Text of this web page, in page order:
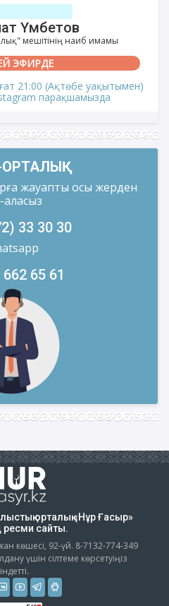
Үмбетов
мешітінің наиб имамы
ЭФИРДЕ
21:00 (Ақтөбе уақытымен)
парақшамызда
ОРТАЛЫҚ
жауапты осы жерден
аласыз
33 30 30
65 61
орталық «Нұр Ғасыр»
ресми сайты.
көшесі, 92-үй. 8-7132-774-349
үшін сілтеме көрсетуіңіз